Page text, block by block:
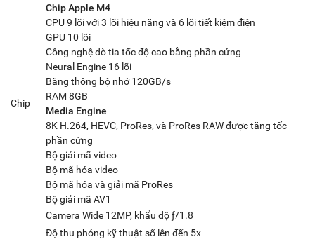
Chip
Chip Apple M4
CPU 9 lõi với 3 lõi hiệu năng và 6 lõi tiết kiệm điện
GPU 10 lõi
Công nghệ dò tia tốc độ cao bằng phần cứng
Neural Engine 16 lõi
Băng thông bộ nhớ 120GB/s
RAM 8GB
Media Engine
8K H.264, HEVC, ProRes, và ProRes RAW được tăng tốc
phần cứng
Bộ giải mã video
Bộ mã hóa video
Bộ mã hóa và giải mã ProRes
Bộ giải mã AV1
Camera Wide 12MP, khẩu độ ƒ/1.8
Độ thu phóng kỹ thuật số lên đến 5x